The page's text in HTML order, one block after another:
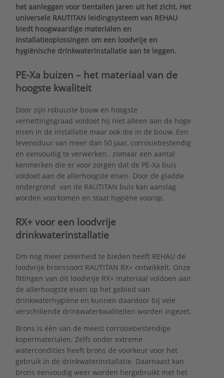
het aanleggen voor tientallen jaren uit het zicht. Het
universele RAUTITAN leidingsysteem van REHAU
biedt hoogwaardige materialen en
installatieoplossingen om een loodvrije en
hygiënische drinkwaterinstallatie aan te leggen.
PE-Xa buizen – het materiaal van de
hoogste kwaliteit
Door zijn robuuste bouw en hoogste
vernettingsgraad voldoet hij niet alleen aan de hoge
eisen in de installatie maar ook die in de bouw. Een
levensduur van meer dan 50 jaar, corrosiebestendig
en eenvoudig te verwerken.. zomaar een aantal
kenmerken die er voor zorgen dat de PE-Xa buis
voldoet aan de allerhoogste eisen. Door de gladde
ondergrond van de RAUTITAN buis kan aanslag
worden voorkomen en staat hygiëne voorop.
RX+ voor een loodvrije
drinkwaterinstallatie
Om nog meer zekerheid te bieden heeft REHAU de
loodvrije bronssoort RAUTITAN RX+ ontwikkelt. Onze
fittingen van dit loodvrije RX+ materiaal voldoen aan
de allerhoogste eisen op het gebied van
drinkwaterhygiëne en kunnen daardoor bij vele
verschillende drinkwaterkwaliteiten worden ingezet.
Brons is één van de meest corrosiebestendige
kopermaterialen. Zelfs onder extreme
watercondities heeft brons de voorkeur voor het
gebruik in de drinkwaterinstallatie. Daarnaast kan
brons eenvoudig weer worden hergebruikt met het